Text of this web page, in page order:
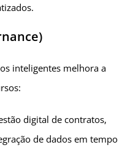
inteligentes melhora a
digital de contratos,
de dados em tempo